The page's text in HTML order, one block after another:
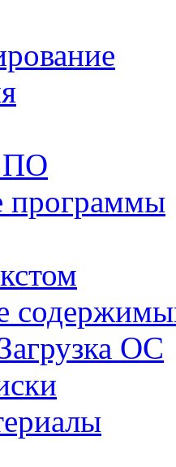
ПО
программы
ОС